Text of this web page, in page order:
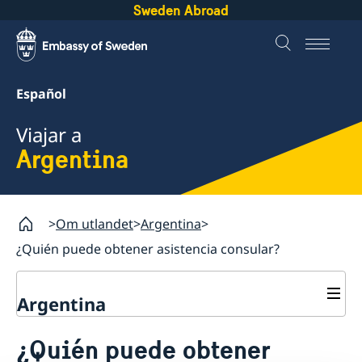
Sweden Abroad
Español
Viajar a
Argentina
Om utlandet Argentina
¿Quién puede obtener asistencia consular?
Argentina
Votar en Argentina
¿Quién puede obtener